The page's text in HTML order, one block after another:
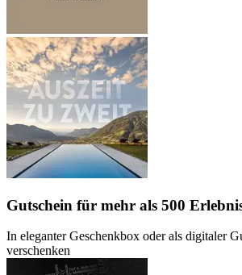
Gutschein für mehr als 500
In eleganter Geschenkbox oder als digitaler
verschenken